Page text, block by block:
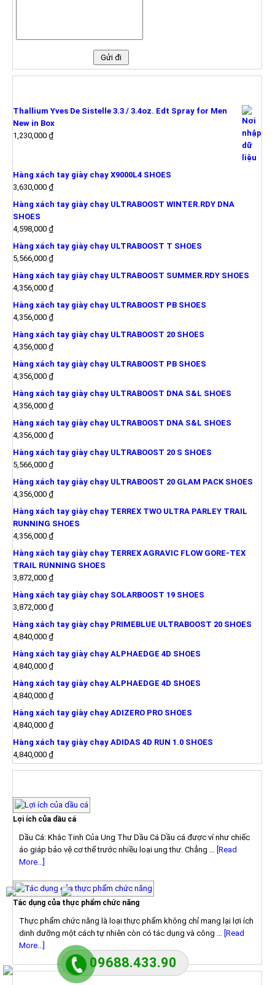
09688.433.90
Thallium Yves De Sistelle 3.3 / 3.4oz. Edt Spray for Men
New in Box
1,230,000 ₫
Hàng xách tay giày chạy X9000L4 SHOES
3,630,000 ₫
Hàng xách tay giày chạy ULTRABOOST WINTER.RDY DNA
SHOES
4,598,000 ₫
Hàng xách tay giày chạy ULTRABOOST T SHOES
5,566,000 ₫
Hàng xách tay giày chạy ULTRABOOST SUMMER.RDY SHOES
4,356,000 ₫
Hàng xách tay giày chạy ULTRABOOST PB SHOES
4,356,000 ₫
Hàng xách tay giày chạy ULTRABOOST 20 SHOES
4,356,000 ₫
Hàng xách tay giày chạy ULTRABOOST PB SHOES
4,356,000 ₫
Hàng xách tay giày chạy ULTRABOOST DNA S&L SHOES
4,356,000 ₫
Hàng xách tay giày chạy ULTRABOOST DNA S&L SHOES
4,356,000 ₫
Hàng xách tay giày chạy ULTRABOOST 20 S SHOES
5,566,000 ₫
Hàng xách tay giày chạy ULTRABOOST 20 GLAM PACK SHOES
4,356,000 ₫
Hàng xách tay giày chạy TERREX TWO ULTRA PARLEY TRAIL
RUNNING SHOES
4,356,000 ₫
Hàng xách tay giày chạy TERREX AGRAVIC FLOW GORE-TEX
TRAIL RUNNING SHOES
3,872,000 ₫
Hàng xách tay giày chạy SOLARBOOST 19 SHOES
3,872,000 ₫
Hàng xách tay giày chạy PRIMEBLUE ULTRABOOST 20 SHOES
4,840,000 ₫
Hàng xách tay giày chạy ALPHAEDGE 4D SHOES
4,840,000 ₫
Hàng xách tay giày chạy ALPHAEDGE 4D SHOES
4,840,000 ₫
Hàng xách tay giày chạy ADIZERO PRO SHOES
4,840,000 ₫
Hàng xách tay giày chạy ADIDAS 4D RUN 1.0 SHOES
4,840,000 ₫
Lợi ích của dầu cá
Dầu Cá: Khắc Tinh Của Ung Thư Dầu Cá Dầu cá được ví như chiếc
áo giáp bảo vệ cơ thể trước nhiều loại ung thư. Chẳng … [Read
More...]
Tác dụng của thực phẩm chức năng
Thực phẩm chức năng là loại thực phẩm không chỉ mang lại lợi ích
dinh dưỡng một cách tự nhiên còn có tác dụng và công … [Read
More...]